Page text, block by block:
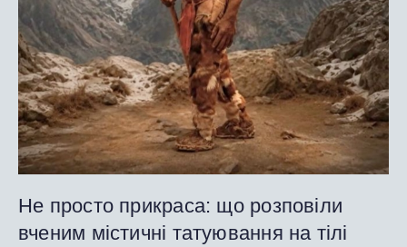
Не просто прикраса: що розповіли
вченим містичні татуювання на тілі